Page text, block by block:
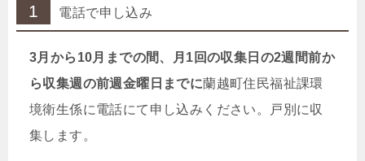
1 電話で申し込み
3月から10月までの間、月1回の収集日の2週間前か
ら収集週の前週金曜日までに蘭越町住民福祉課環
境衛生係に電話にて申し込みください。戸別に収
集します。